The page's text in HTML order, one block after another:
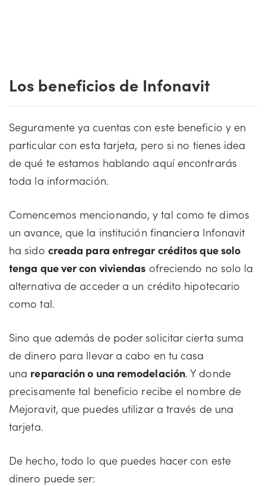
Los beneficios de Infonavit
Seguramente ya cuentas con este beneficio y en
particular con esta tarjeta, pero si no tienes idea
de qué te estamos hablando aquí encontrarás
toda la información.
Comencemos mencionando, y tal como te dimos
un avance, que la institución financiera Infonavit
ha sido creada para entregar créditos que solo
tenga que ver con viviendas ofreciendo no solo la
alternativa de acceder a un crédito hipotecario
como tal.
Sino que además de poder solicitar cierta suma
de dinero para llevar a cabo en tu casa
una reparación o una remodelación. Y donde
precisamente tal beneficio recibe el nombre de
Mejoravit, que puedes utilizar a través de una
tarjeta.
De hecho, todo lo que puedes hacer con este
dinero puede ser: